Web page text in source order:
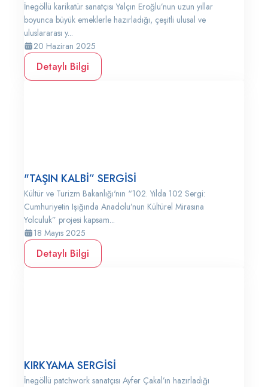
İnegöllü karikatür sanatçısı Yalçın Eroğlu’nun uzun yıllar
boyunca büyük emeklerle hazırladığı, çeşitli ulusal ve
uluslararası y...
20 Haziran 2025
Detaylı Bilgi
"TAŞIN KALBİ” SERGİSİ
Kültür ve Turizm Bakanlığı'nın “102. Yılda 102 Sergi:
Cumhuriyetin Işığında Anadolu’nun Kültürel Mirasına
Yolculuk” projesi kapsam...
18 Mayıs 2025
Detaylı Bilgi
KIRKYAMA SERGİSİ
İnegöllü patchwork sanatçısı Ayfer Çakal’ın hazırladığı